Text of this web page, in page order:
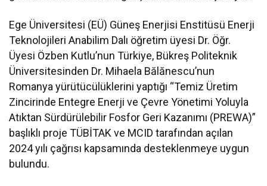
Ege Üniversitesi (EÜ) Güneş Enerjisi Enstitüsü Enerji
Teknolojileri Anabilim Dalı öğretim üyesi Dr. Öğr.
Üyesi Özben Kutlu’nun Türkiye, Bükreş Politeknik
Üniversitesinden Dr. Mihaela Bălănescu’nun
Romanya yürütücülüklerini yaptığı “Temiz Üretim
Zincirinde Entegre Enerji ve Çevre Yönetimi Yoluyla
Atıktan Sürdürülebilir Fosfor Geri Kazanımı (PREWA)”
başlıklı proje TÜBİTAK ve MCID tarafından açılan
2024 yılı çağrısı kapsamında desteklenmeye uygun
bulundu.